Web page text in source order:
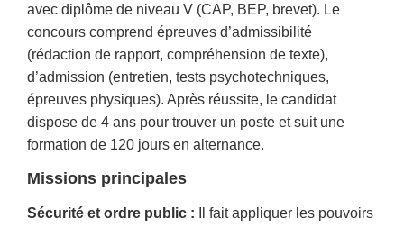
avec diplôme de niveau V (CAP, BEP, brevet). Le
concours comprend épreuves d’admissibilité
(rédaction de rapport, compréhension de texte),
d’admission (entretien, tests psychotechniques,
épreuves physiques). Après réussite, le candidat
dispose de 4 ans pour trouver un poste et suit une
formation de 120 jours en alternance.
Missions principales
Sécurité et ordre public : Il fait appliquer les pouvoirs